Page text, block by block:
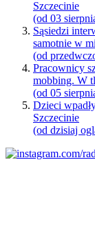
Szczecinie
(od 03
Sąsiedzi
samotnie w
(od
Pracownicy
mobbing. W
(od 05
Dzieci
Szczecinie
(od dzisiaj